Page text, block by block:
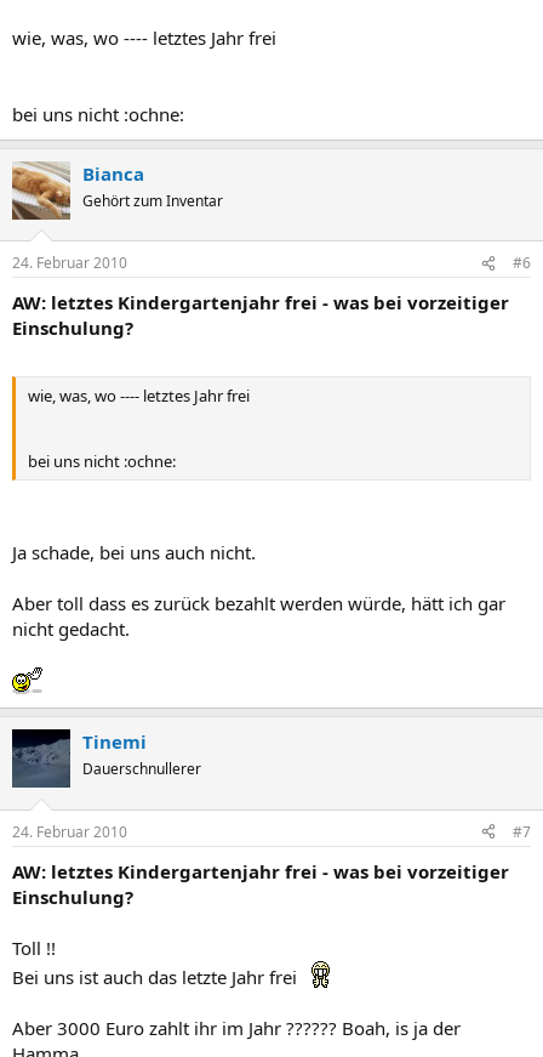
wie, was, wo ---- letztes Jahr frei
bei uns nicht :ochne:
Bianca
Gehört zum Inventar
24. Februar 2010 #6
AW: letztes Kindergartenjahr frei - was bei vorzeitiger
Einschulung?
wie, was, wo ---- letztes Jahr frei
bei uns nicht :ochne:
Ja schade, bei uns auch nicht.
Aber toll dass es zurück bezahlt werden würde, hätt ich gar
nicht gedacht.
Tinemi
Dauerschnullerer
24. Februar 2010 #7
AW: letztes Kindergartenjahr frei - was bei vorzeitiger
Einschulung?
Toll !!
Bei uns ist auch das letzte Jahr frei
Aber 3000 Euro zahlt ihr im Jahr ?????? Boah, is ja der